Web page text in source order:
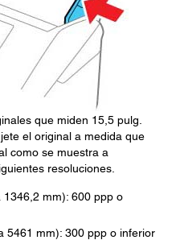
que miden 15,5 pulg.
el original a medida que
como se muestra a
resoluciones.
mm): 600 ppp o
5461 mm): 300 ppp o inferior